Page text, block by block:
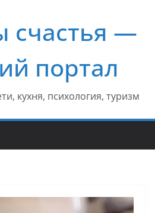
счастья —
портал
кухня, психология, туризм